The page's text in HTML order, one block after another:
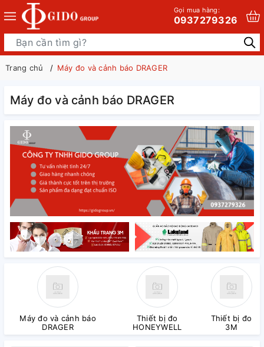
Gọi mua hàng:
0937279326
Trang chủ Máy đo và cảnh báo DRAGER
Máy đo và cảnh báo DRAGER
Máy đo và cảnh báo
DRAGER
Thiết bị đo
HONEYWELL
Thiết bị đo
3M